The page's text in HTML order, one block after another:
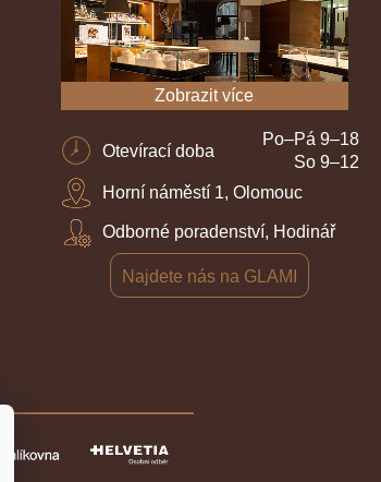
Zobrazit více
Otevírací doba
Po–Pá 9–18
So 9–12
Horní náměstí 1, Olomouc
Odborné poradenství, Hodinář
Najdete nás na GLAMI